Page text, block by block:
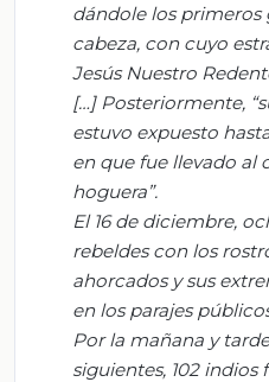
dándole los primeros
cabeza, con cuyo
Jesús Nuestro
[…] Posteriormente,
estuvo expuesto
en que fue llevado al
hoguera”.
El 16 de diciembre,
rebeldes con los
ahorcados y sus
en los parajes
Por la mañana y
siguientes, 102